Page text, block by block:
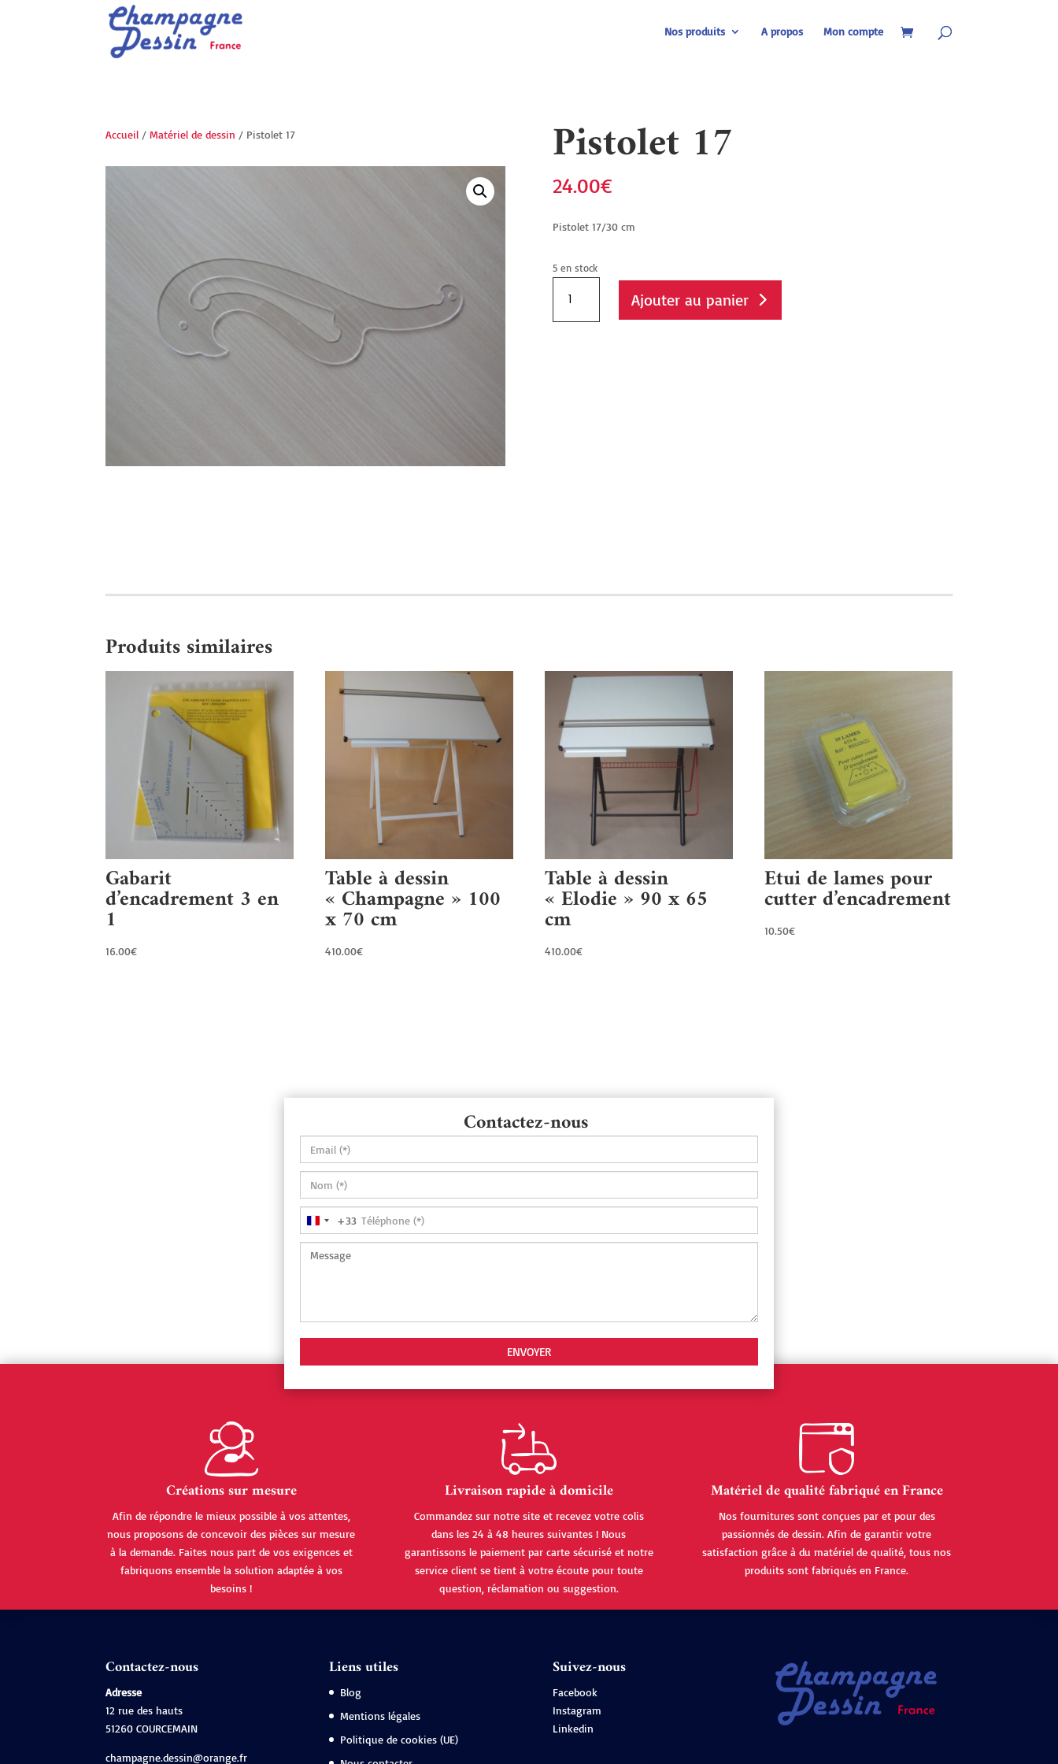
Nos produits A propos Mon compte
Accueil /Matériel de dessin / Pistolet 17 Pistolet 17
24.00€
Pistolet 17/30 cm
5 en stock
Pistolet
Ajouter au panier
Produits similaires
Gabarit
d’encadrement 3 en
1
16.00€
Table à dessin
« Champagne » 100
x 70 cm
410.00€
Table à dessin
« Elodie » 90 x 65
cm
410.00€
Etui de lames pour
cutter d’encadrement
10.50€
Contactez-nous
France
+33
+33
Créations sur mesure
Afin de répondre le mieux possible à vos attentes,
nous proposons de concevoir des pièces sur mesure
à la demande. Faites nous part de vos exigences et
fabriquons ensemble la solution adaptée à vos
besoins !
Livraison rapide à domicile
Commandez sur notre site et recevez votre colis
dans les 24 à 48 heures suivantes ! Nous
garantissons le paiement par carte sécurisé et notre
service client se tient à votre écoute pour toute
question, réclamation ou suggestion.
Matériel de qualité fabriqué en France
Nos fournitures sont conçues par et pour des
passionnés de dessin. Afin de garantir votre
satisfaction grâce à du matériel de qualité, tous nos
produits sont fabriqués en France.
Contactez-nous
Adresse
12 rue des hauts
51260 COURCEMAIN
champagne.dessin@orange.fr
Liens utiles
Blog
Mentions légales
Politique de cookies (UE)
Suivez-nous
Facebook
Instagram
Linkedin